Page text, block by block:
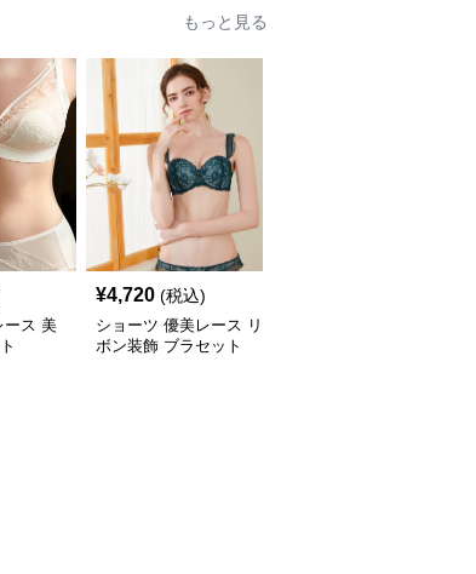
もっと見る
ース 美
¥4,720 (税込)
ショーツ 優美レース リ
ボン装飾 ブラセット